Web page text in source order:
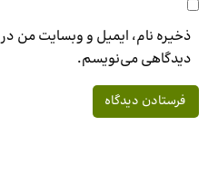
ذخیره نام، ایمیل و وبسایت من در
دیدگاهی می‌نویسم.